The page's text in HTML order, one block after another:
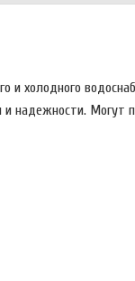
и холодного
надежности. Могут